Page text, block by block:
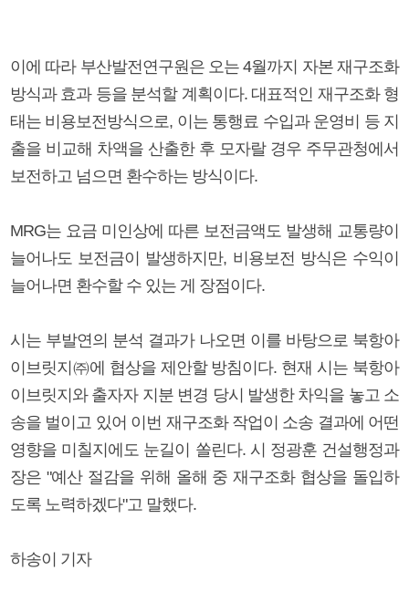
이에 따라 부산발전연구원은 오는 4월까지 자본 재구조화
방식과 효과 등을 분석할 계획이다. 대표적인 재구조화 형
태는 비용보전방식으로, 이는 통행료 수입과 운영비 등 지
출을 비교해 차액을 산출한 후 모자랄 경우 주무관청에서
보전하고 넘으면 환수하는 방식이다.
MRG는 요금 미인상에 따른 보전금액도 발생해 교통량이
늘어나도 보전금이 발생하지만, 비용보전 방식은 수익이
늘어나면 환수할 수 있는 게 장점이다.
시는 부발연의 분석 결과가 나오면 이를 바탕으로 북항아
이브릿지㈜에 협상을 제안할 방침이다. 현재 시는 북항아
이브릿지와 출자자 지분 변경 당시 발생한 차익을 놓고 소
송을 벌이고 있어 이번 재구조화 작업이 소송 결과에 어떤
영향을 미칠지에도 눈길이 쏠린다. 시 정광훈 건설행정과
장은 "예산 절감을 위해 올해 중 재구조화 협상을 돌입하
도록 노력하겠다"고 말했다.
하송이 기자